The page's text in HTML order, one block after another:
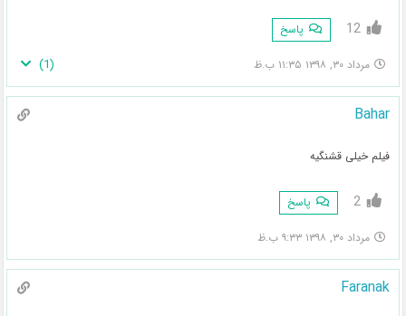
12 پاسخ
مرداد ۳۰, ۱۳۹۸ ۱۱:۳۵ ب.ظ (
1
)
Bahar
فیلم خیلی قشنگیه
2 پاسخ
مرداد ۳۰, ۱۳۹۸ ۹:۳۳ ب.ظ
Faranak